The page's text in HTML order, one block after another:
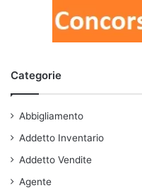
Categorie
Abbigliamento
Addetto Inventario
Addetto Vendite
Agente